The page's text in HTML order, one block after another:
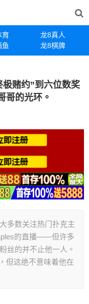
育
龙8真人
龙8棋牌
极赌约”到六位数奖
哥的光环。
多数关注热门扑克主
的直播——但许多
丝的并不止他一人。
但这绝不意味着他在